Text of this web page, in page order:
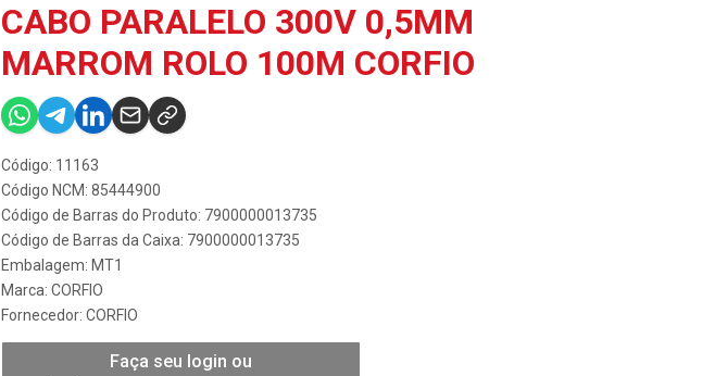
CABO PARALELO 300V 0,5MM
MARROM ROLO 100M CORFIO
Código: 11163
Código NCM: 85444900
Código de Barras do Produto: 7900000013735
Código de Barras da Caixa: 7900000013735
Embalagem: MT1
Marca: CORFIO
Fornecedor: CORFIO
Faça seu login ou